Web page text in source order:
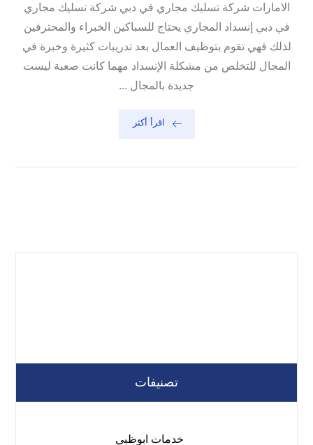
الامارات شركة تسليك مجاري في دبي شركة تسليك مجاري
في دبي إنسداد المجاري يحتاج للسباكين الخبراء والمحترفين
لذلك فهي تقوم بتوظيف العمال بعد تدريبات كثيرة وخبرة في
المجال للتخلص من مشكلة الإنسداد مهما كانت صعبة ليست
جديدة بالمجال ...
اقرأ أكثر
تصنيفات
خدمات ابوظبي